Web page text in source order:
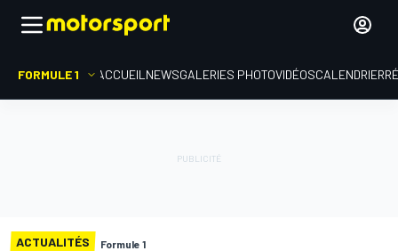
FORMULE 1 ACCUEIL NEWSGALERIES PHOTOVIDÉOSCALENDRIER
ACTUALITÉS Formule 1